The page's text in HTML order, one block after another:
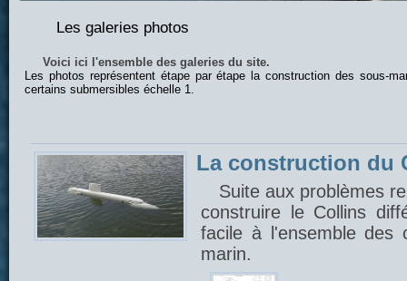
Les galeries photos
Voici ici l'ensemble des galeries du site.
Les photos représentent étape par étape la construction des sous-
certains submersibles échelle 1.
La construction du
Suite aux problèmes
construire le Collins
facile à l'ensemble des
marin.